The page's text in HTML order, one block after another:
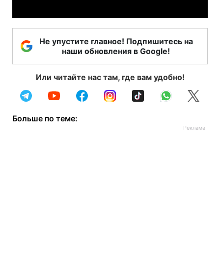
Не упустите главное! Подпишитесь на
наши обновления в Google!
Или читайте нас там, где вам удобно!
Больше по теме: